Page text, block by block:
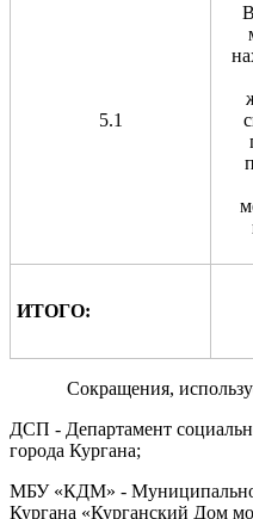
5.1
ИТОГО:
Сокращения,
ДСП - Департамент
города Кургана;
МБУ «КДМ» -
Кургана «Курганский Дом